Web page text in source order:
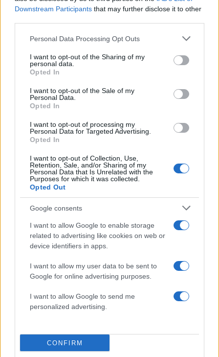
Downstream Participants that may further disclose it to other
Please note that this website/app uses one or more Google
not limited to your visit or usage behaviour. You may click to
grant or deny consent to Google and its third-party tags to
use your data for below specified purposes in below Google
consent section.
Personal Data Processing Opt Outs
I want to opt-out of the Sharing of my
personal data.
Opted In
I want to opt-out of the Sale of my
Personal Data.
Opted In
I want to opt-out of processing my
Personal Data for Targeted Advertising.
Opted In
I want to opt-out of Collection, Use,
Retention, Sale, and/or Sharing of my
Personal Data that Is Unrelated with the
Purposes for which it was collected.
Opted Out
Google consents
I want to allow Google to enable storage
related to advertising like cookies on web or
device identifiers in apps.
I want to allow my user data to be sent to
Google for online advertising purposes.
I want to allow Google to send me
personalized advertising.
CONFIRM
Καρναβάλι: “Κάηκε” η Πάτρα από 40.000 και
πλέον καρναβαλιστές! [pics, video]
14:24 02.04.18
Γιατί παχαίνουμε κατά τη νηστεία και τι πρέπει
να προσέξουμε
11:5226.06.17
Bild: Πόσο άρρωστος
είναι ο Ερντογάν;